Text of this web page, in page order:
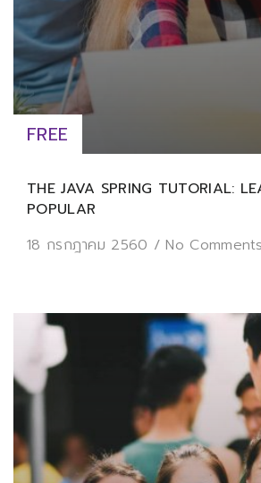
FREE
THE JAVA SPRING TUTORIAL:
POPULAR
18 กรกฎาคม 2560 /No Comments